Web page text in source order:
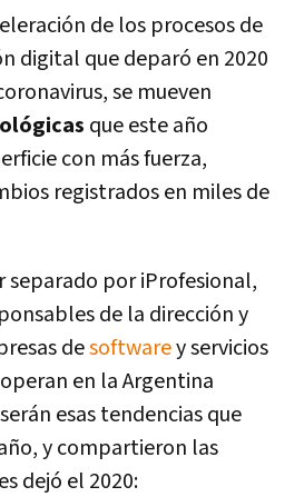
de los procesos de
digital que deparó en 2020
se mueven
que este año
con más fuerza,
registrados en miles de
separado por iProfesional,
de la dirección y
desoftwarey servicios
en la Argentina
esas tendencias que
y compartieron las
dejó el 2020: